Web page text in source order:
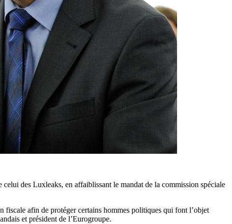
des Luxleaks, en affaiblissant le mandat de la commission spéciale
afin de protéger certains hommes politiques qui font l’objet
et président de l’Eurogroupe.